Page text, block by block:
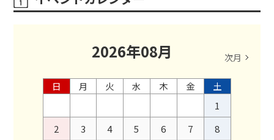
2026年08月 次月
日 月 火 水 木 金
土
1
2
3 4 5 6 7
8